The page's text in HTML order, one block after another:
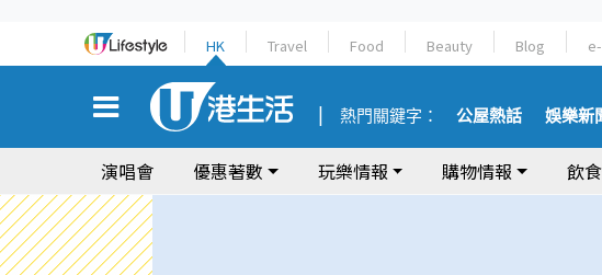
HK Travel Food Beauty Blog
熱門關鍵字： 公屋熱話 娛樂新
演唱會 優惠著數 玩樂情報 購物情報 飲